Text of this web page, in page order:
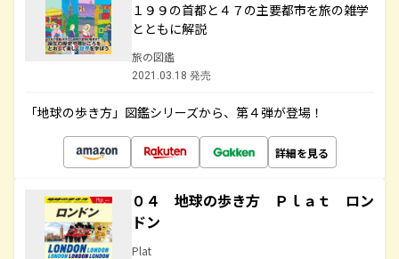
１９９の首都と４７の主要都市を旅の雑学
とともに解説
旅の図鑑
2021.03.18 発売
「地球の歩き方」図鑑シリーズから、第４弾が登場！
詳細を見る
０４ 地球の歩き方 Ｐｌａｔ ロン
ドン
Plat